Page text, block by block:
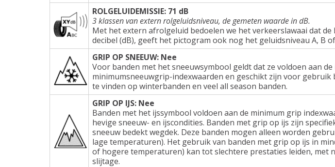
ROLGELUIDEMISSIE: 71 dB
3 klassen van extern rolgeluidsniveau, de gemeten waarde in dB.
Met het extern afrolgeluid bedoelen we het verkeerslawaai dat
decibel (dB), geeft het pictogram ook nog het geluidsniveau A, B of
GRIP OP SNEEUW: Nee
Voor banden met het sneeuwsymbool geldt dat ze voldoen aan
minimumsneeuwgrip-indexwaarden en geschikt zijn voor gebruik
te vinden op winterbanden en veel all season banden.
GRIP OP IJS: Nee
Banden met het ijssymbool voldoen aan de minimum grip
hevige sneeuw- en ijscondities. Banden met grip op ijs zijn
sneeuw bedekt wegdek. Deze banden mogen alleen worden
lage temperaturen). Het gebruik van banden met grip op ijs in
of hogere temperaturen) kan tot slechtere prestaties leiden, met
slijtage.